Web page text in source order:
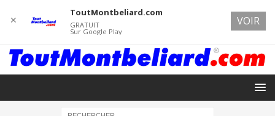
✕
ToutMontbeliard.com
GRATUIT
Sur Google Play
VOIR